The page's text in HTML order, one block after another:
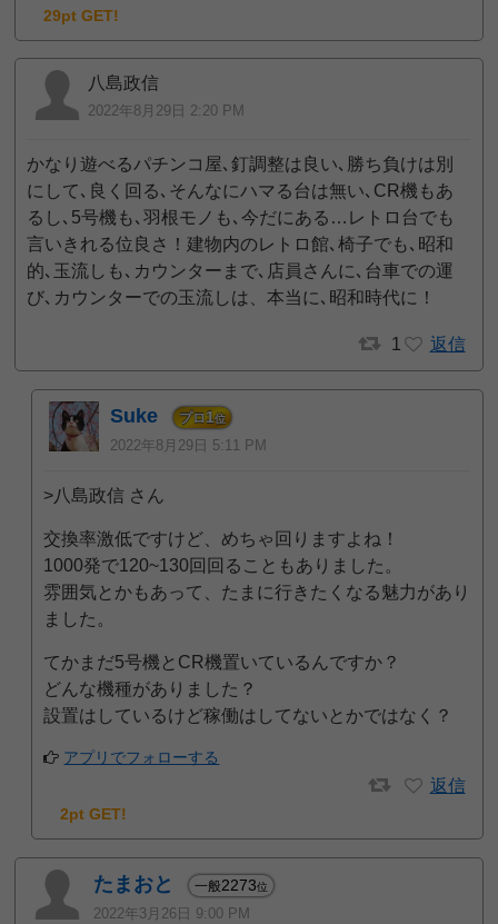
29pt GET!
八島政信
2022年8月29日 2:20 PM
かなり遊べるパチンコ屋､釘調整は良い､勝ち負けは別
にして､良く回る､そんなにハマる台は無い､CR機もあ
るし､5号機も､羽根モノも､今だにある…レトロ台でも
言いきれる位良さ！建物内のレトロ館､椅子でも､昭和
的､玉流しも､カウンターまで､店員さんに､台車での運
び､カウンターでの玉流しは、本当に､昭和時代に！
1 返信
Suke プロ 1位
2022年8月29日 5:11 PM
>八島政信 さん
交換率激低ですけど、めちゃ回りますよね！
1000発で120~130回回ることもありました。
雰囲気とかもあって、たまに行きたくなる魅力があり
ました。
てかまだ5号機とCR機置いているんですか？
どんな機種がありました？
設置はしているけど稼働はしてないとかではなく？
アプリでフォローする
返信
2pt GET!
たまおと 一般2273位
2022年3月26日 9:00 PM